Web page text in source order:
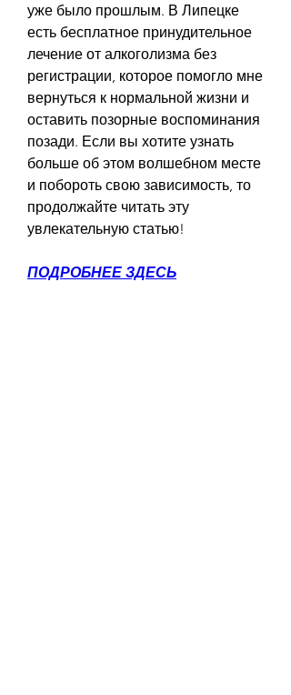
уже было прошлым. В Липецке
есть бесплатное принудительное
лечение от алкоголизма без
регистрации, которое помогло мне
вернуться к нормальной жизни и
оставить позорные воспоминания
позади. Если вы хотите узнать
больше об этом волшебном месте
и побороть свою зависимость, то
продолжайте читать эту
увлекательную статью!
ПОДРОБНЕЕ ЗДЕСЬ